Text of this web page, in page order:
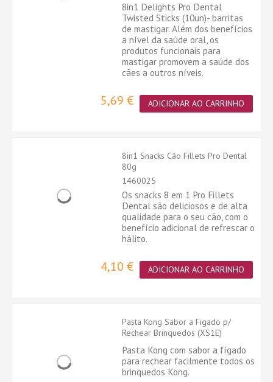
8in1 Delights Pro Dental
Twisted Sticks (10un)- barritas
de mastigar. Além dos benefícios
a nível da saúde oral, os
produtos funcionais para
mastigar promovem a saúde dos
cães a outros níveis.
5,69 € ADICIONAR AO CARRINHO
8in1 Snacks Cão Fillets Pro Dental
80g
1460025
Os snacks 8 em 1 Pro Fillets
Dental são deliciosos e de alta
qualidade para o seu cão, com o
benefício adicional de refrescar o
hálito.
4,10 € ADICIONAR AO CARRINHO
Pasta Kong Sabor a Figado p/
Rechear Brinquedos (XS1E)
Pasta Kong com sabor a fígado
para rechear facilmente todos os
brinquedos Kong.